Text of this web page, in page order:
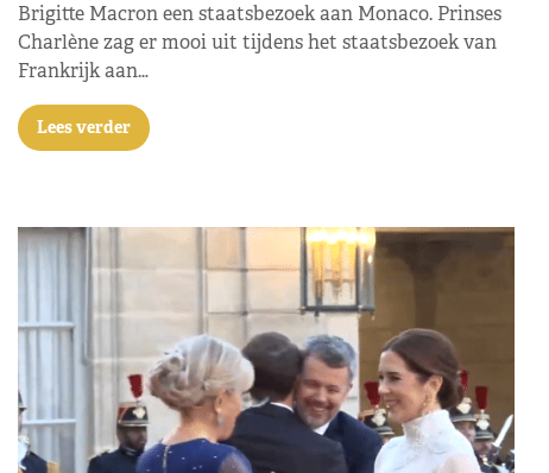
Brigitte Macron een staatsbezoek aan Monaco. Prinses
Charlène zag er mooi uit tijdens het staatsbezoek van
Frankrijk aan…
Lees verder